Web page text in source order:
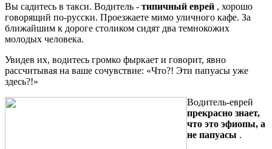
Вы садитесь в такси. Водитель - типичный еврей , хорошо
говорящий по-русски. Проезжаете мимо уличного кафе. За
ближайшим к дороге столиком сидят два темнокожих
молодых человека.
Увидев их, водитесь громко фыркает и говорит, явно
рассчитывая на ваше сочувствие: «Что?! Эти папуасы уже
здесь?!»
Водитель-еврей
прекрасно знает,
что это эфиопы, а
не папуасы .